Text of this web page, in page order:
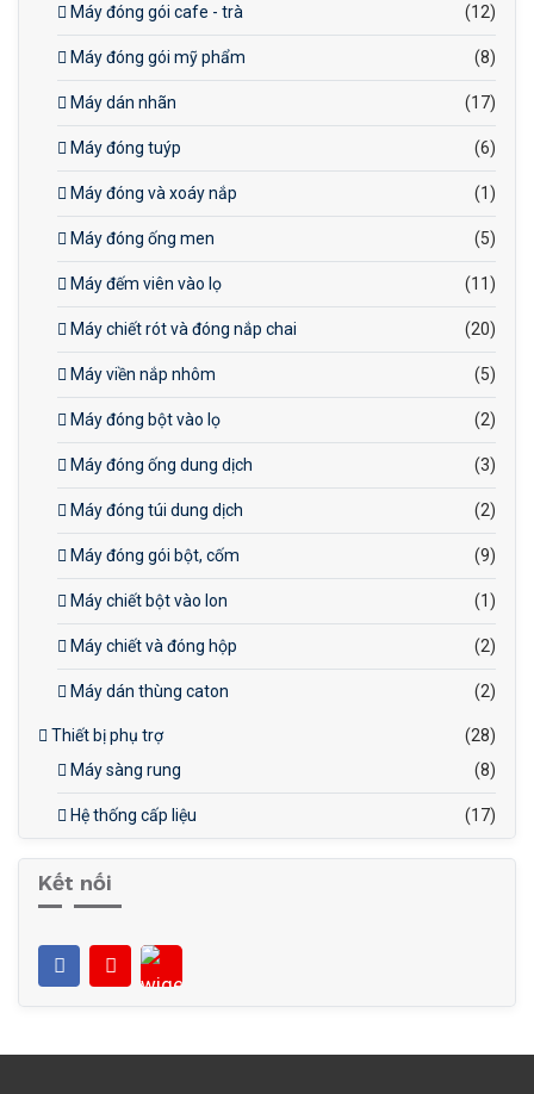
Máy đóng gói cafe - trà (12)
Máy đóng gói mỹ phẩm (8)
Máy dán nhãn (17)
Máy đóng tuýp (6)
Máy đóng và xoáy nắp (1)
Máy đóng ống men (5)
Máy đếm viên vào lọ (11)
Máy chiết rót và đóng nắp chai (20)
Máy viền nắp nhôm (5)
Máy đóng bột vào lọ (2)
Máy đóng ống dung dịch (3)
Máy đóng túi dung dịch (2)
Máy đóng gói bột, cốm (9)
Máy chiết bột vào lon (1)
Máy chiết và đóng hộp (2)
Máy dán thùng caton (2)
Thiết bị phụ trợ
(28)
Máy sàng rung
(8)
Hệ thống cấp liệu (17)
Kết nối